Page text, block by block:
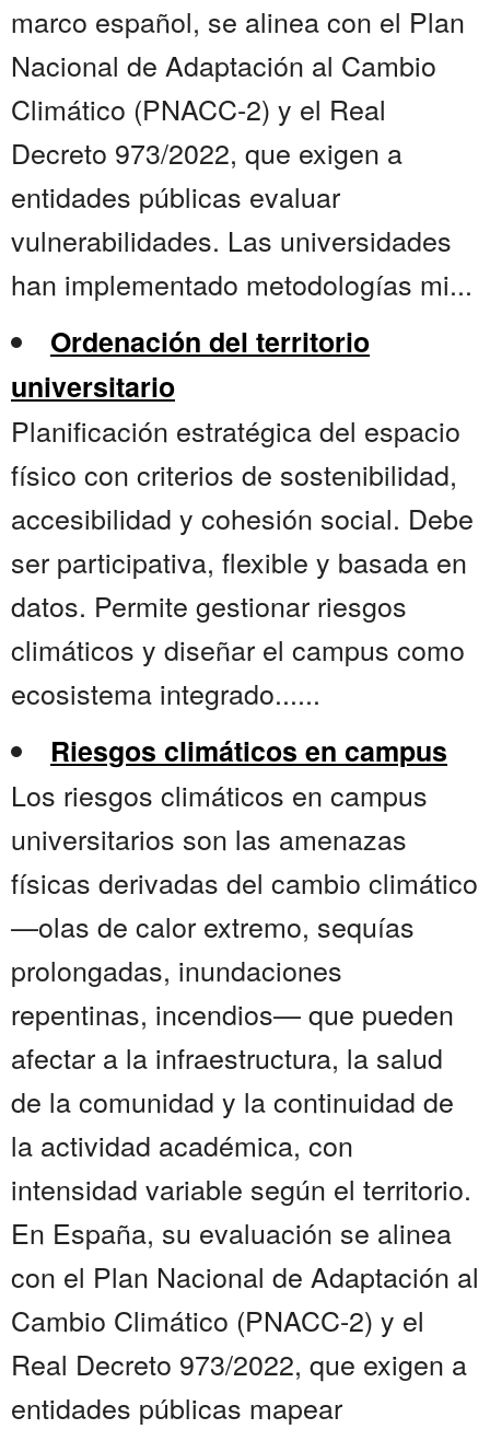
marco español, se alinea con el Plan
Nacional de Adaptación al Cambio
Climático (PNACC-2) y el Real
Decreto 973/2022, que exigen a
entidades públicas evaluar
vulnerabilidades. Las universidades
han implementado metodologías mi...
Ordenación del territorio
universitario
Planificación estratégica del espacio
físico con criterios de sostenibilidad,
accesibilidad y cohesión social. Debe
ser participativa, flexible y basada en
datos. Permite gestionar riesgos
climáticos y diseñar el campus como
ecosistema integrado......
Riesgos climáticos en campus
Los riesgos climáticos en campus
universitarios son las amenazas
físicas derivadas del cambio climático
—olas de calor extremo, sequías
prolongadas, inundaciones
repentinas, incendios— que pueden
afectar a la infraestructura, la salud
de la comunidad y la continuidad de
la actividad académica, con
intensidad variable según el territorio.
En España, su evaluación se alinea
con el Plan Nacional de Adaptación al
Cambio Climático (PNACC-2) y el
Real Decreto 973/2022, que exigen a
entidades públicas mapear